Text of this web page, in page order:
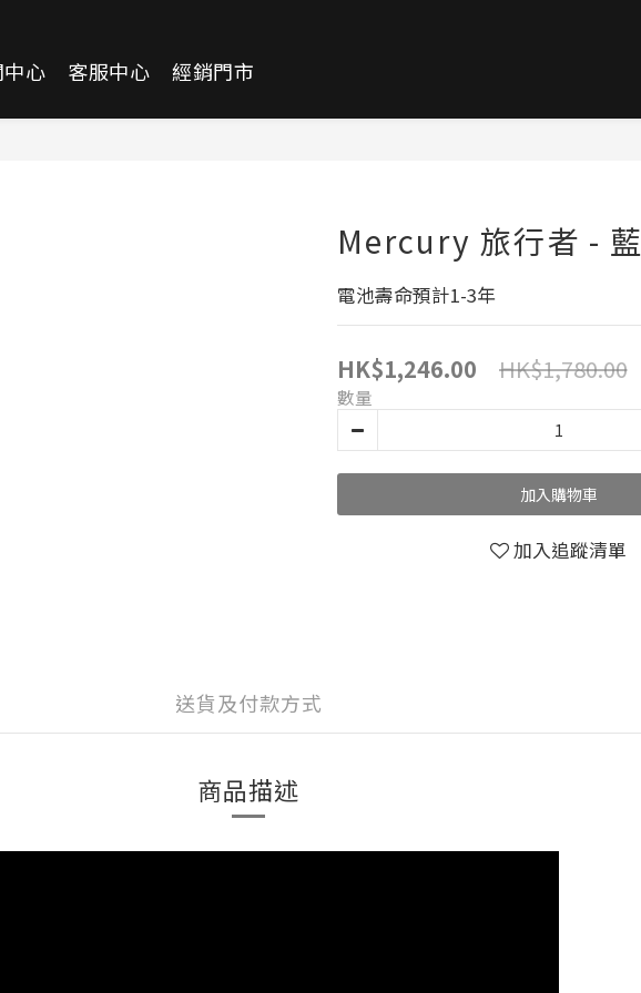
心 客服中心 經銷門市
Mercury 旅行者 - 藍
電池壽命預計1-3年
HK$1,246.00 HK$1,780.00
數量
加入購物車
加入追蹤清單
送貨及付款方式
商品描述